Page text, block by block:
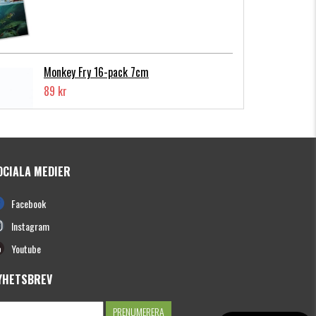
Monkey Fry 16-pack 7cm
89 kr
pack
139 kr
Hooligan Roach JR 15cm
MEDIER
Facebook
Instagram
Youtube